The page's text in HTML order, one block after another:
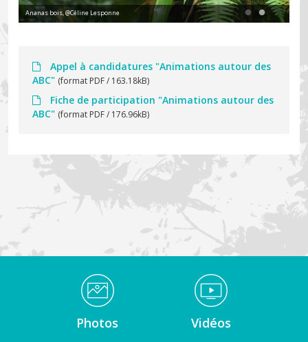
Ananas bois, @Céline Lesponne
Appel à candidatures "Animations autour des
ABC" (format PDF / 163.18kB)
Fiche de participation "Animations autour des
ABC" (format PDF / 176.96kB)
Médiathèque Footer
Photos Vidéos